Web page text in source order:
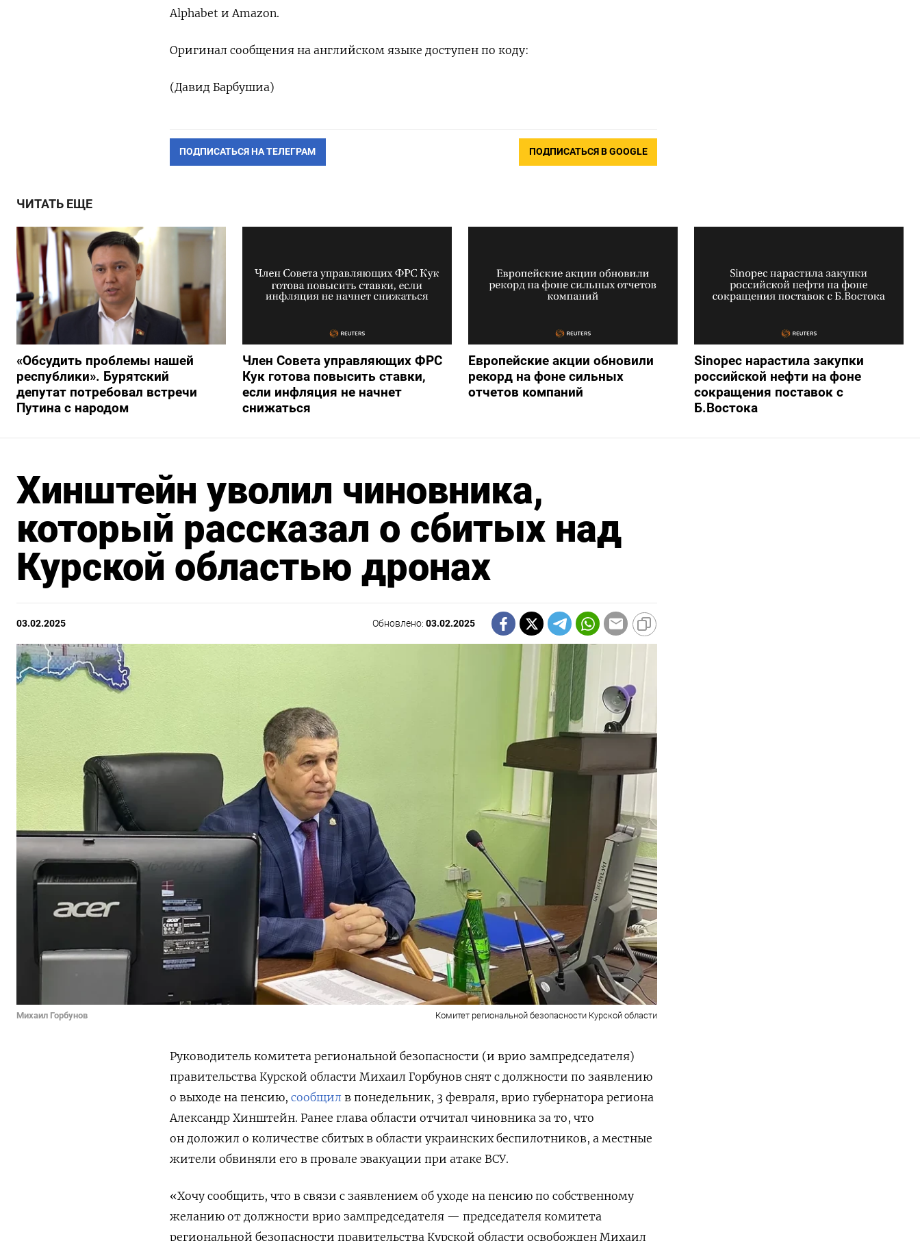
Alphabet и Amazon.
Оригинал сообщения на английском языке доступен по коду:
(Давид Барбушиа)
ПОДПИСАТЬСЯ НА ТЕЛЕГРАМ ПОДПИСАТЬСЯ В GOOGLE
ЧИТАТЬ ЕЩЕ
«Обсудить проблемы нашей
республики». Бурятский
депутат потребовал встречи
Путина с народом
Член Совета управляющих ФРС
Кук готова повысить ставки,
если инфляция не начнет
снижаться
Европейские акции обновили
рекорд на фоне сильных
отчетов компаний
Sinopec нарастила закупки
российской нефти на фоне
сокращения поставок с
Б.Востока
Хинштейн уволил чиновника,
который рассказал о сбитых над
Курской областью дронах
03.02.2025 Обновлено:03.02.2025
Михаил Горбунов Комитет региональной безопасности Курской области
Руководитель комитета региональной безопасности (и врио зампредседателя)
правительства Курской области Михаил Горбунов снят с должности по заявлению
о выходе на пенсию, сообщил в понедельник, 3 февраля, врио губернатора региона
Александр Хинштейн. Ранее глава области отчитал чиновника за то, что
он доложил о количестве сбитых в области украинских беспилотников, а местные
жители обвиняли его в провале эвакуации при атаке ВСУ.
«Хочу сообщить, что в связи с заявлением об уходе на пенсию по собственному
желанию от должности врио зампредседателя — председателя комитета
региональной безопасности правительства Курской области освобожден Михаил